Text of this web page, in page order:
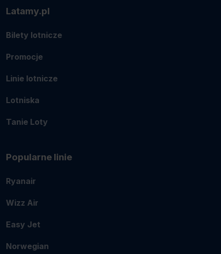
Latamy.pl
Bilety lotnicze
Promocje
Linie lotnicze
Lotniska
Tanie Loty
Popularne linie
Ryanair
Wizz Air
Easy Jet
Norwegian